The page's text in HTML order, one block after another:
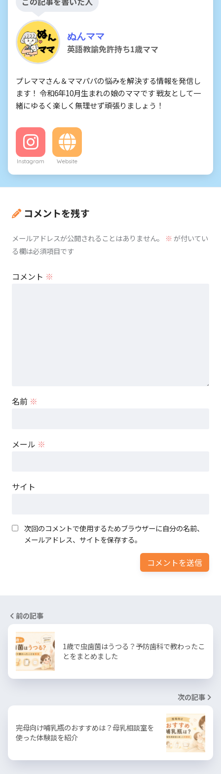
ぬんママ
英語教諭免許持ち1歳ママ
プレママさん＆ママパパの悩みを解決する情報を発信し
ます！ 令和6年10月生まれの娘のママです 戦友として一
緒にゆるく楽しく無理せず頑張りましょう！
Instagram Website
コメントを残す
メールアドレスが公開されることはありません。 ※が付いてい
る欄は必須項目です
コメント ※
名前 ※
メール ※
サイト
次回のコメントで使用するためブラウザーに自分の名前、
メールアドレス、サイトを保存する。
前の記事
1歳で虫歯菌はうつる？予防歯科で教わったこ
とをまとめました
次の記事
完母向け哺乳瓶のおすすめは？母乳相談室を
使った体験談を紹介